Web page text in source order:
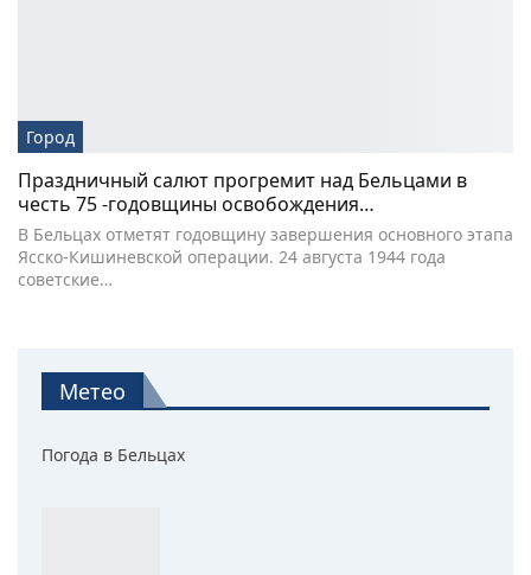
Город
Праздничный салют прогремит над Бельцами в
честь 75 -годовщины освобождения…
В Бельцах отметят годовщину завершения основного этапа
Ясско-Кишиневской операции. 24 августа 1944 года
советские…
Метео
Погода в Бельцах